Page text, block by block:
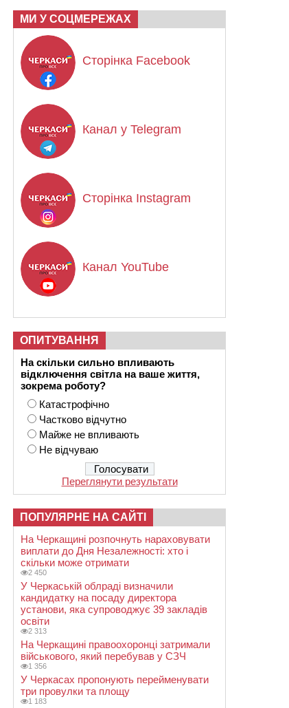
МИ У СОЦМЕРЕЖАХ
Сторінка Facebook
Канал у Telegram
Сторінка Instagram
Канал YouTube
ОПИТУВАННЯ
На скільки сильно впливають
відключення світла на ваше життя,
зокрема роботу?
Катастрофічно
Частково відчутно
Майже не впливають
Не відчуваю
Переглянути результати
ПОПУЛЯРНЕ НА САЙТІ
На Черкащині розпочнуть нараховувати
виплати до Дня Незалежності: хто і
скільки може отримати
2 450
У Черкаській облраді визначили
кандидатку на посаду директора
установи, яка супроводжує 39 закладів
освіти
2 313
На Черкащині правоохоронці затримали
військового, який перебував у СЗЧ
1 356
У Черкасах пропонують перейменувати
три провулки та площу
1 183